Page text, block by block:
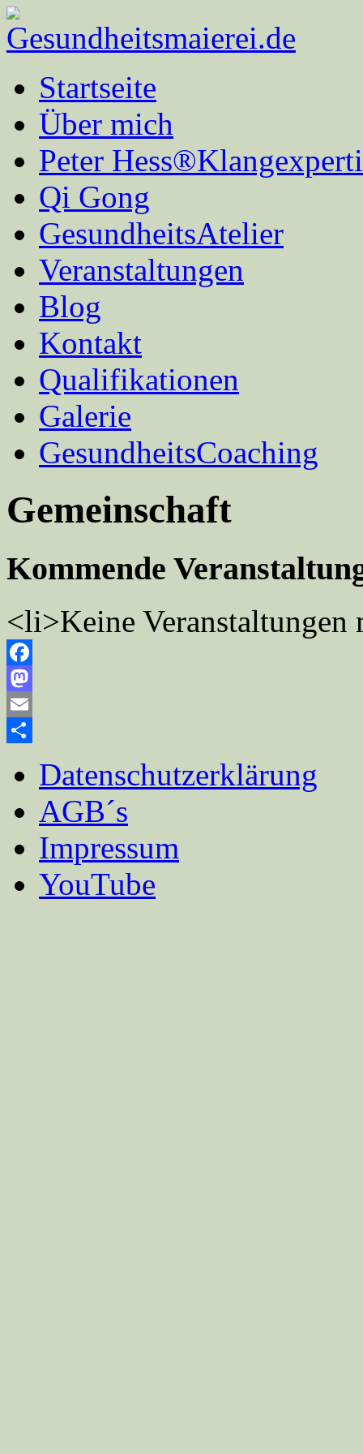
Startseite
Über mich
Peter
Qi Gong
GesundheitsAtelier
Veranstaltungen
Blog
Kontakt
Qualifikationen
Galerie
GesundheitsCoaching
Gemeinschaft
Kommende
<li>Keine
Facebook
Mastodon
Email
Datenschutzerklärung
AGB´s
Impressum
YouTube